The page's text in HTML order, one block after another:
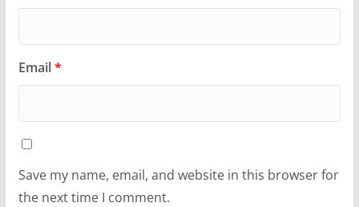
Email*
Save my name, email, and website in this browser for
the next time I comment.